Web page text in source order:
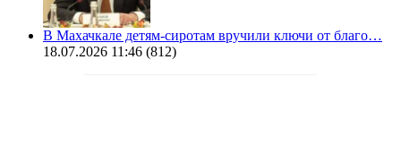
В Махачкале детям-сиротам вручили ключи от благо…
18.07.2026 11:46 (812)